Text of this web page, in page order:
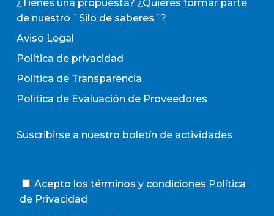
¿Tienes una propuesta? ¿Quieres formar parte
de nuestro `Silo de saberes´?
Aviso Legal
Política de privacidad
Política de Transparencia
Política de Evaluación de Proveedores
Suscribirse a nuestro boletín de actividades
Acepto los términos y condiciones Política
de Privacidad